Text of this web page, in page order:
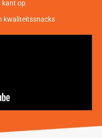
kant op
kwaliteitssnacks